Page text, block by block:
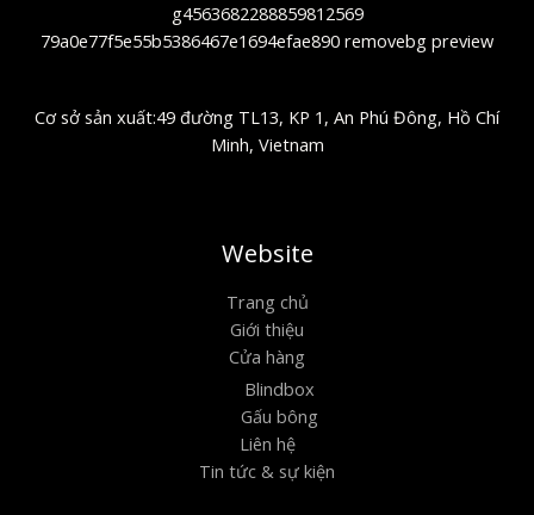
Cơ sở sản xuất:49 đường TL13, KP 1, An Phú Đông, Hồ Chí
Minh, Vietnam
Website
Trang chủ
Giới thiệu
Cửa hàng
Blindbox
Gấu bông
Liên hệ
Tin tức & sự kiện